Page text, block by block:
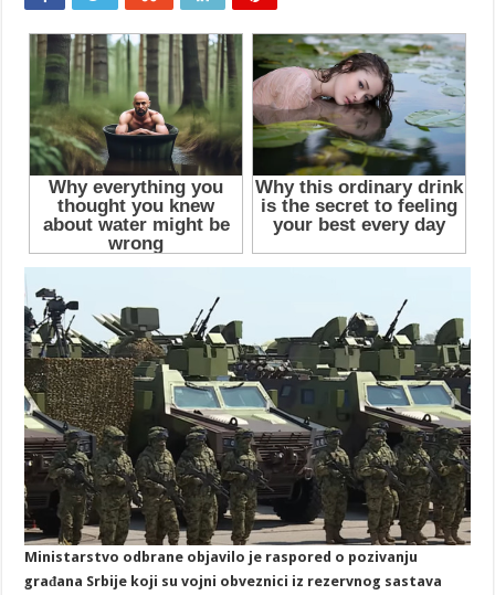
Ministarstvo odbrane objavilo je raspored o pozivanju
građana Srbije koji su vojni obveznici iz rezervnog sastava